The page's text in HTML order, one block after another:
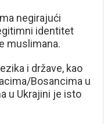
negirajući
identitet
muslimana.
i države, kao
Bosancima u
u Ukrajini je isto